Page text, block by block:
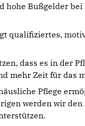
hohe Bußgelder
qualifiziertes,
dass es in der
mehr Zeit für das
Pflege
werden wir